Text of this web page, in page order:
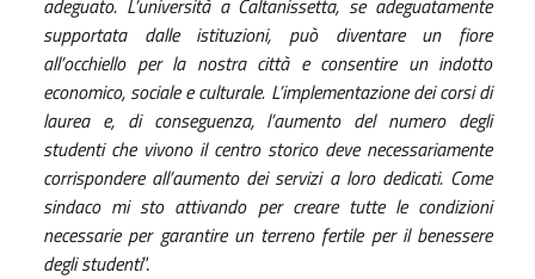
supportata dalle istituzioni, può diventare un fiore
all’occhiello per la nostra città e consentire un indotto
economico, sociale e culturale. L’implementazione dei corsi di
laurea e, di conseguenza, l’aumento del numero degli
studenti che vivono il centro storico deve necessariamente
corrispondere all’aumento dei servizi a loro dedicati. Come
sindaco mi sto attivando per creare tutte le condizioni
necessarie per garantire un terreno fertile per il benessere
degli studenti”.